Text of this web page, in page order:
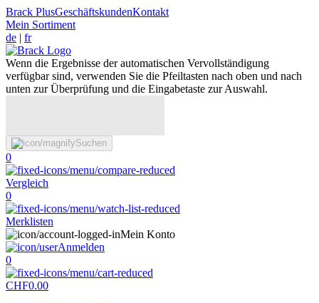
Brack PlusGeschäftskundenKontakt
Mein Sortiment
de | fr
Wenn die Ergebnisse der automatischen Vervollständigung
verfügbar sind, verwenden Sie die Pfeiltasten nach oben und nach
unten zur Überprüfung und die Eingabetaste zur Auswahl.
Suchen
0
Vergleich
0
Merklisten
Mein Konto
Anmelden
0
CHF0.00